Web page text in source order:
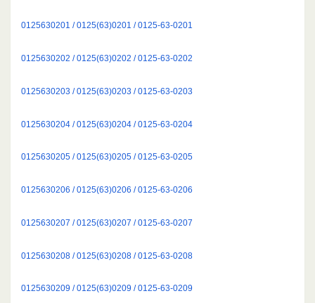
0125630201 / 0125(63)0201 / 0125-63-0201
0125630202 / 0125(63)0202 / 0125-63-0202
0125630203 / 0125(63)0203 / 0125-63-0203
0125630204 / 0125(63)0204 / 0125-63-0204
0125630205 / 0125(63)0205 / 0125-63-0205
0125630206 / 0125(63)0206 / 0125-63-0206
0125630207 / 0125(63)0207 / 0125-63-0207
0125630208 / 0125(63)0208 / 0125-63-0208
0125630209 / 0125(63)0209 / 0125-63-0209